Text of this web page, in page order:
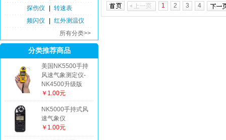
探伤仪
转速表
频闪仪
红外测温仪
所有分类>>
分类推荐商品
美国NK5500手持
风速气象测定仪-
NK4500升级版
￥1.00元
NK5000手持式风
速气象仪
￥1.00元
1 2 3 4